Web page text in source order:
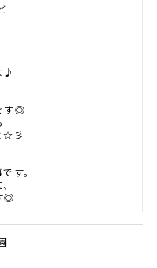
♪
す◎
☆彡
す。
◎